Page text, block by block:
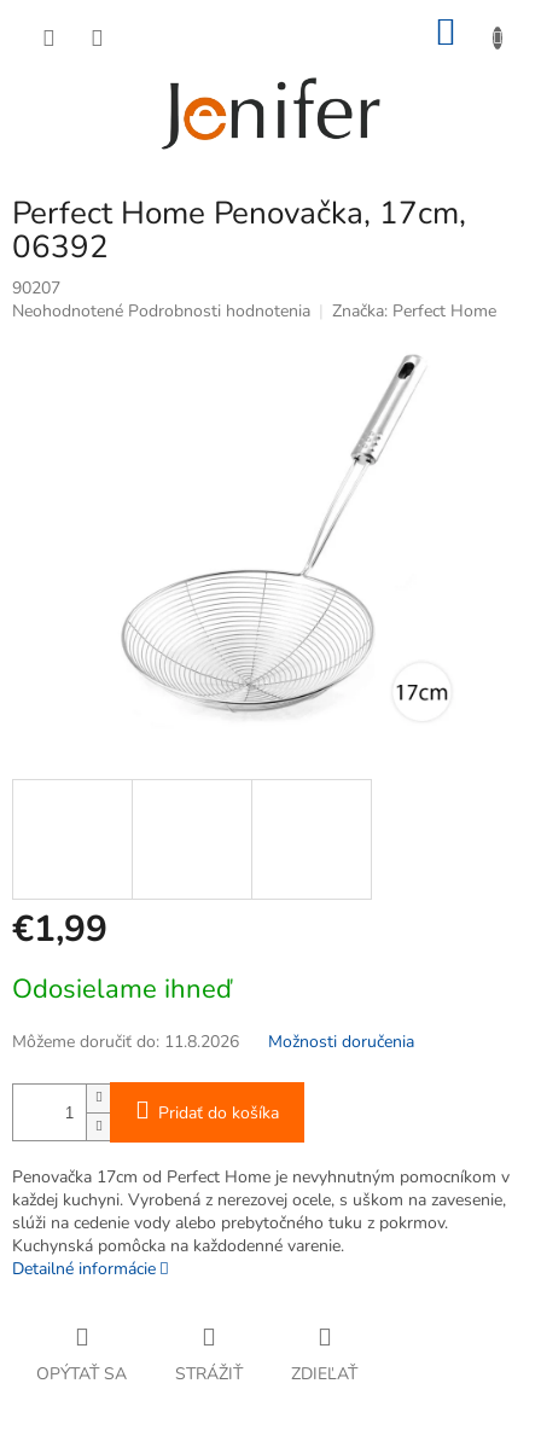
Perfect Home Penovačka, 17cm,
06392
90207
Priemerné
Neohodnotené Podrobnosti hodnotenia Značka: Perfect Home
€1,99
cena:
Odosielame ihneď
Môžeme doručiť do: 11.8.2026 Možnosti doručenia
Pridať do košíka
Penovačka 17cm od Perfect Home je nevyhnutným pomocníkom v
každej kuchyni. Vyrobená z nerezovej ocele, s uškom na zavesenie,
slúži na cedenie vody alebo prebytočného tuku z pokrmov.
Kuchynská pomôcka na každodenné varenie.
Detailné informácie
OPÝTAŤ SA STRÁŽIŤ ZDIEĽAŤ